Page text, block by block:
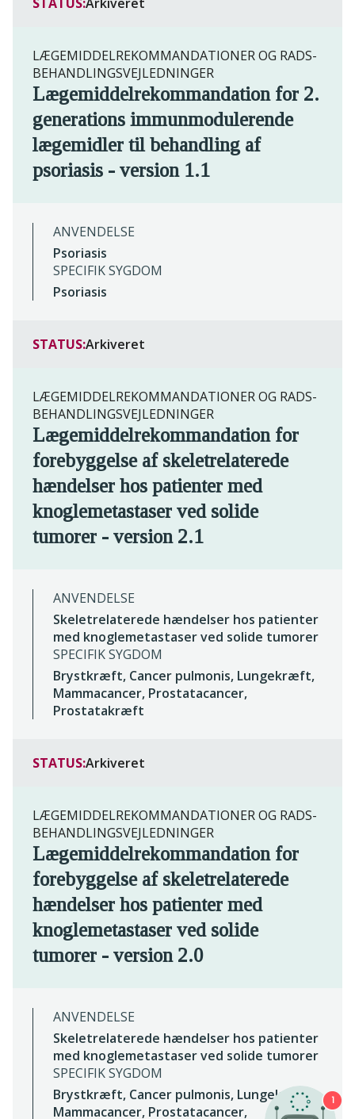
LÆGEMIDDELREKOMMANDATIONER OG RADS-
BEHANDLINGSVEJLEDNINGER
Lægemiddelrekommandation for 2.
generations immunmodulerende
lægemidler til behandling af
psoriasis - version 1.1
ANVENDELSE
Psoriasis
SPECIFIK SYGDOM
Psoriasis
STATUS:Arkiveret
LÆGEMIDDELREKOMMANDATIONER OG RADS-
BEHANDLINGSVEJLEDNINGER
Lægemiddelrekommandation for
forebyggelse af skeletrelaterede
hændelser hos patienter med
knoglemetastaser ved solide
tumorer - version 2.1
ANVENDELSE
Skeletrelaterede hændelser hos patienter
med knoglemetastaser ved solide tumorer
SPECIFIK SYGDOM
Brystkræft, Cancer pulmonis, Lungekræft,
Mammacancer, Prostatacancer,
Prostatakræft
STATUS:Arkiveret
LÆGEMIDDELREKOMMANDATIONER OG RADS-
BEHANDLINGSVEJLEDNINGER
Lægemiddelrekommandation for
forebyggelse af skeletrelaterede
hændelser hos patienter med
knoglemetastaser ved solide
tumorer - version 2.0
ANVENDELSE
Skeletrelaterede hændelser hos patienter
med knoglemetastaser ved solide tumorer
SPECIFIK SYGDOM
Brystkræft, Cancer pulmonis, Lungekræft,
Mammacancer, Prostatacancer,
1